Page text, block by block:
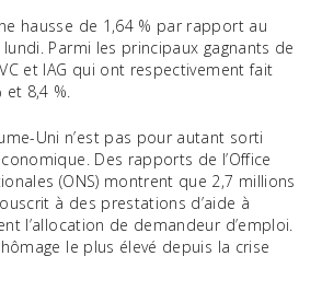
hausse de 1,64 % par rapport au
Parmi les principaux gagnants de
et IAG qui ont respectivement fait
et 8,4 %.
Uni n’est pas pour autant sorti
Des rapports de l’Office
(ONS) montrent que 2,7 millions
à des prestations d’aide à
l’allocation de demandeur d’emploi.
le plus élevé depuis la crise